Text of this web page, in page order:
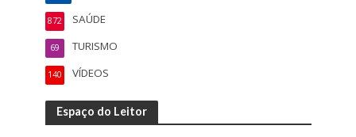
SAÚDE
872
TURISMO
69
VÍDEOS
140
Espaço do Leitor